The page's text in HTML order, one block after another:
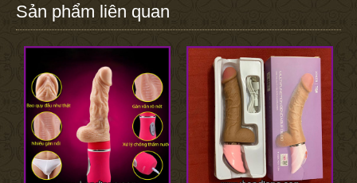
Sản phẩm liên quan